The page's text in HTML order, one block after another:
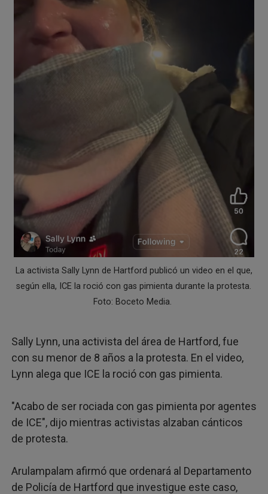
La activista Sally Lynn de Hartford publicó un video en el que,
según ella, ICE la roció con gas pimienta durante la protesta.
Foto: Boceto Media.
Sally Lynn, una activista del área de Hartford, fue
con su menor de 8 años a la protesta. En el video,
Lynn alega que ICE la roció con gas pimienta.
"Acabo de ser rociada con gas pimienta por agentes
de ICE", dijo mientras activistas alzaban cánticos
de protesta.
Arulampalam afirmó que ordenará al Departamento
de Policía de Hartford que investigue este caso,